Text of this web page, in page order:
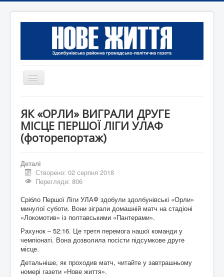
Перемикач
Редакція
Контактна інформація
Оголошення
ЯК «ОРЛИ» ВИГРАЛИ ДРУГЕ
МІСЦЕ ПЕРШОЇ ЛІГИ УЛАФ
(фоторепортаж)
Деталі
Створено: 02 серпня 2018
Перегляди: 806
Срібло Першої Ліги УЛАФ здобули здолбунівські «Орли»
минулої суботи. Вони зіграли домашній матч на стадіоні
«Локомотив» із полтавськими «Пантерами».
Рахунок – 52:16. Це третя перемога нашої команди у
чемпіонаті. Вона дозволила посісти підсумкове друге
місце.
Детальніше, як проходив матч, читайте у завтрашньому
номері газети «Нове життя».